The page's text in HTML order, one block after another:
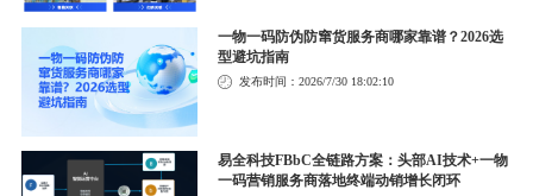
一物一码防伪防窜货服务商哪家靠谱？2026选
型避坑指南
发布时间：2026/7/30 18:02:10
易全科技FBbC全链路方案：头部AI技术+一物
一码营销服务商落地终端动销增长闭环